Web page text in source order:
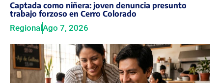
Captada como niñera: joven denuncia presunto
trabajo forzoso en Cerro Colorado
Regional Ago 7, 2026